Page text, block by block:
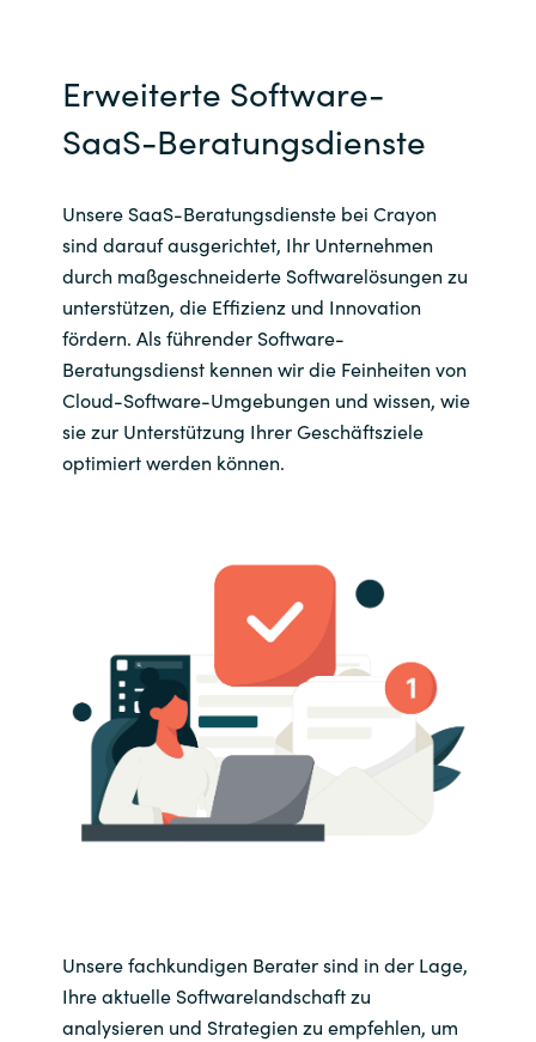
Erweiterte Software-
SaaS-Beratungsdienste
Unsere SaaS-Beratungsdienste bei Crayon
sind darauf ausgerichtet, Ihr Unternehmen
durch maßgeschneiderte Softwarelösungen zu
unterstützen, die Effizienz und Innovation
fördern. Als führender Software-
Beratungsdienst kennen wir die Feinheiten von
Cloud-Software-Umgebungen und wissen, wie
sie zur Unterstützung Ihrer Geschäftsziele
optimiert werden können.
Unsere fachkundigen Berater sind in der Lage,
Ihre aktuelle Softwarelandschaft zu
analysieren und Strategien zu empfehlen, um